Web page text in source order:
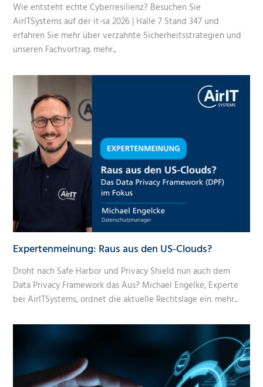
Wie entsteht echte Cyberresilienz? Besuchen Sie
AirITSystems auf der it-sa 2026 | Halle 7 Stand 347 und
erfahren Sie mehr über verzahnte Sicherheitsstrategien und
unseren Fachvortrag. mehr...
Expertenmeinung: Raus aus den US-Clouds?
Droht nach Safe Harbor und Privacy Shield nun auch dem
Data Privacy Framework das Aus? Michael Engelke, Experte
bei AirITSystems, ordnet die aktuelle Rechtslage ein. mehr...